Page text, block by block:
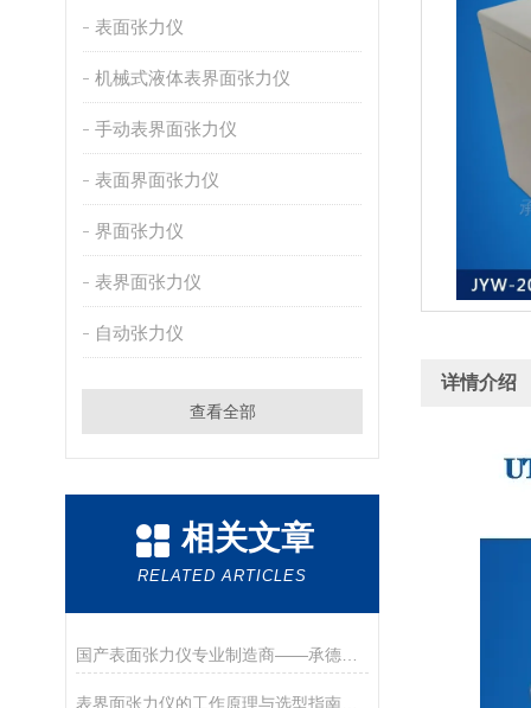
表面张力仪
机械式液体表界面张力仪
手动表界面张力仪
表面界面张力仪
界面张力仪
表界面张力仪
自动张力仪
查看全部
相关文章
RELATED ARTICLES
国产表面张力仪专业制造商——承德优特检测仪器制造有限公司
表界面张力仪的工作原理与选型指南（德优特）
详情介绍